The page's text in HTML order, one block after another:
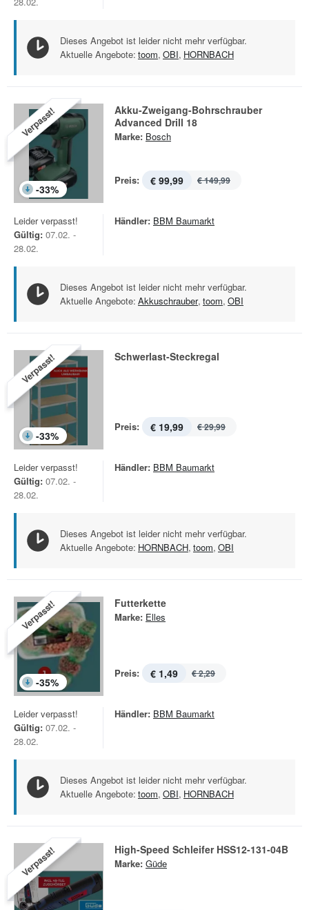
Dieses Angebot ist leider nicht mehr verfügbar.
Aktuelle Angebote: toom, OBI, HORNBACH
Verpasst!
-33%
Akku-Zweigang-Bohrschrauber
Advanced Drill 18
Marke: Bosch
Preis: € 99,99 € 149,99
Leider verpasst!
Gültig: 07.02. -
28.02.
Händler: BBM Baumarkt
Dieses Angebot ist leider nicht mehr verfügbar.
Aktuelle Angebote: Akkuschrauber, toom, OBI
Verpasst!
-33%
Schwerlast-Steckregal
Preis: € 19,99 € 29,99
Leider verpasst!
Gültig: 07.02. -
28.02.
Händler: BBM Baumarkt
Dieses Angebot ist leider nicht mehr verfügbar.
Aktuelle Angebote: HORNBACH, toom, OBI
Verpasst!
-35%
Futterkette
Marke: Elles
Preis: € 1,49 € 2,29
Leider verpasst!
Gültig: 07.02. -
28.02.
Händler: BBM Baumarkt
Dieses Angebot ist leider nicht mehr verfügbar.
Aktuelle Angebote: toom, OBI, HORNBACH
Verpasst! High-Speed Schleifer HSS12-131-04B
Marke: Güde